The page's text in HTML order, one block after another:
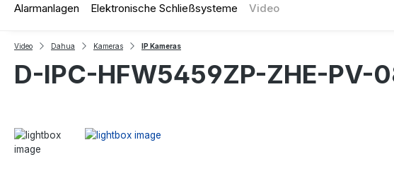
Alarmanlagen Elektronische Schließsysteme Video
Video Dahua Kameras IP Kameras
D-IPC-HFW5459ZP-ZHE-PV-